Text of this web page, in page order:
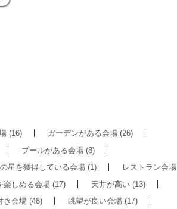
(16) ガーデンがある会場 (26)
プールがある会場 (8)
星を獲得している会場 (1) レストラン会場
楽しめる会場 (17) 天井が高い (13)
き会場 (48) 眺望が良い会場 (17)